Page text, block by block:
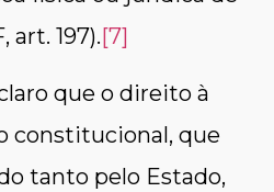
art. 197).[7]
que o direito à
constitucional, que
tanto pelo Estado,